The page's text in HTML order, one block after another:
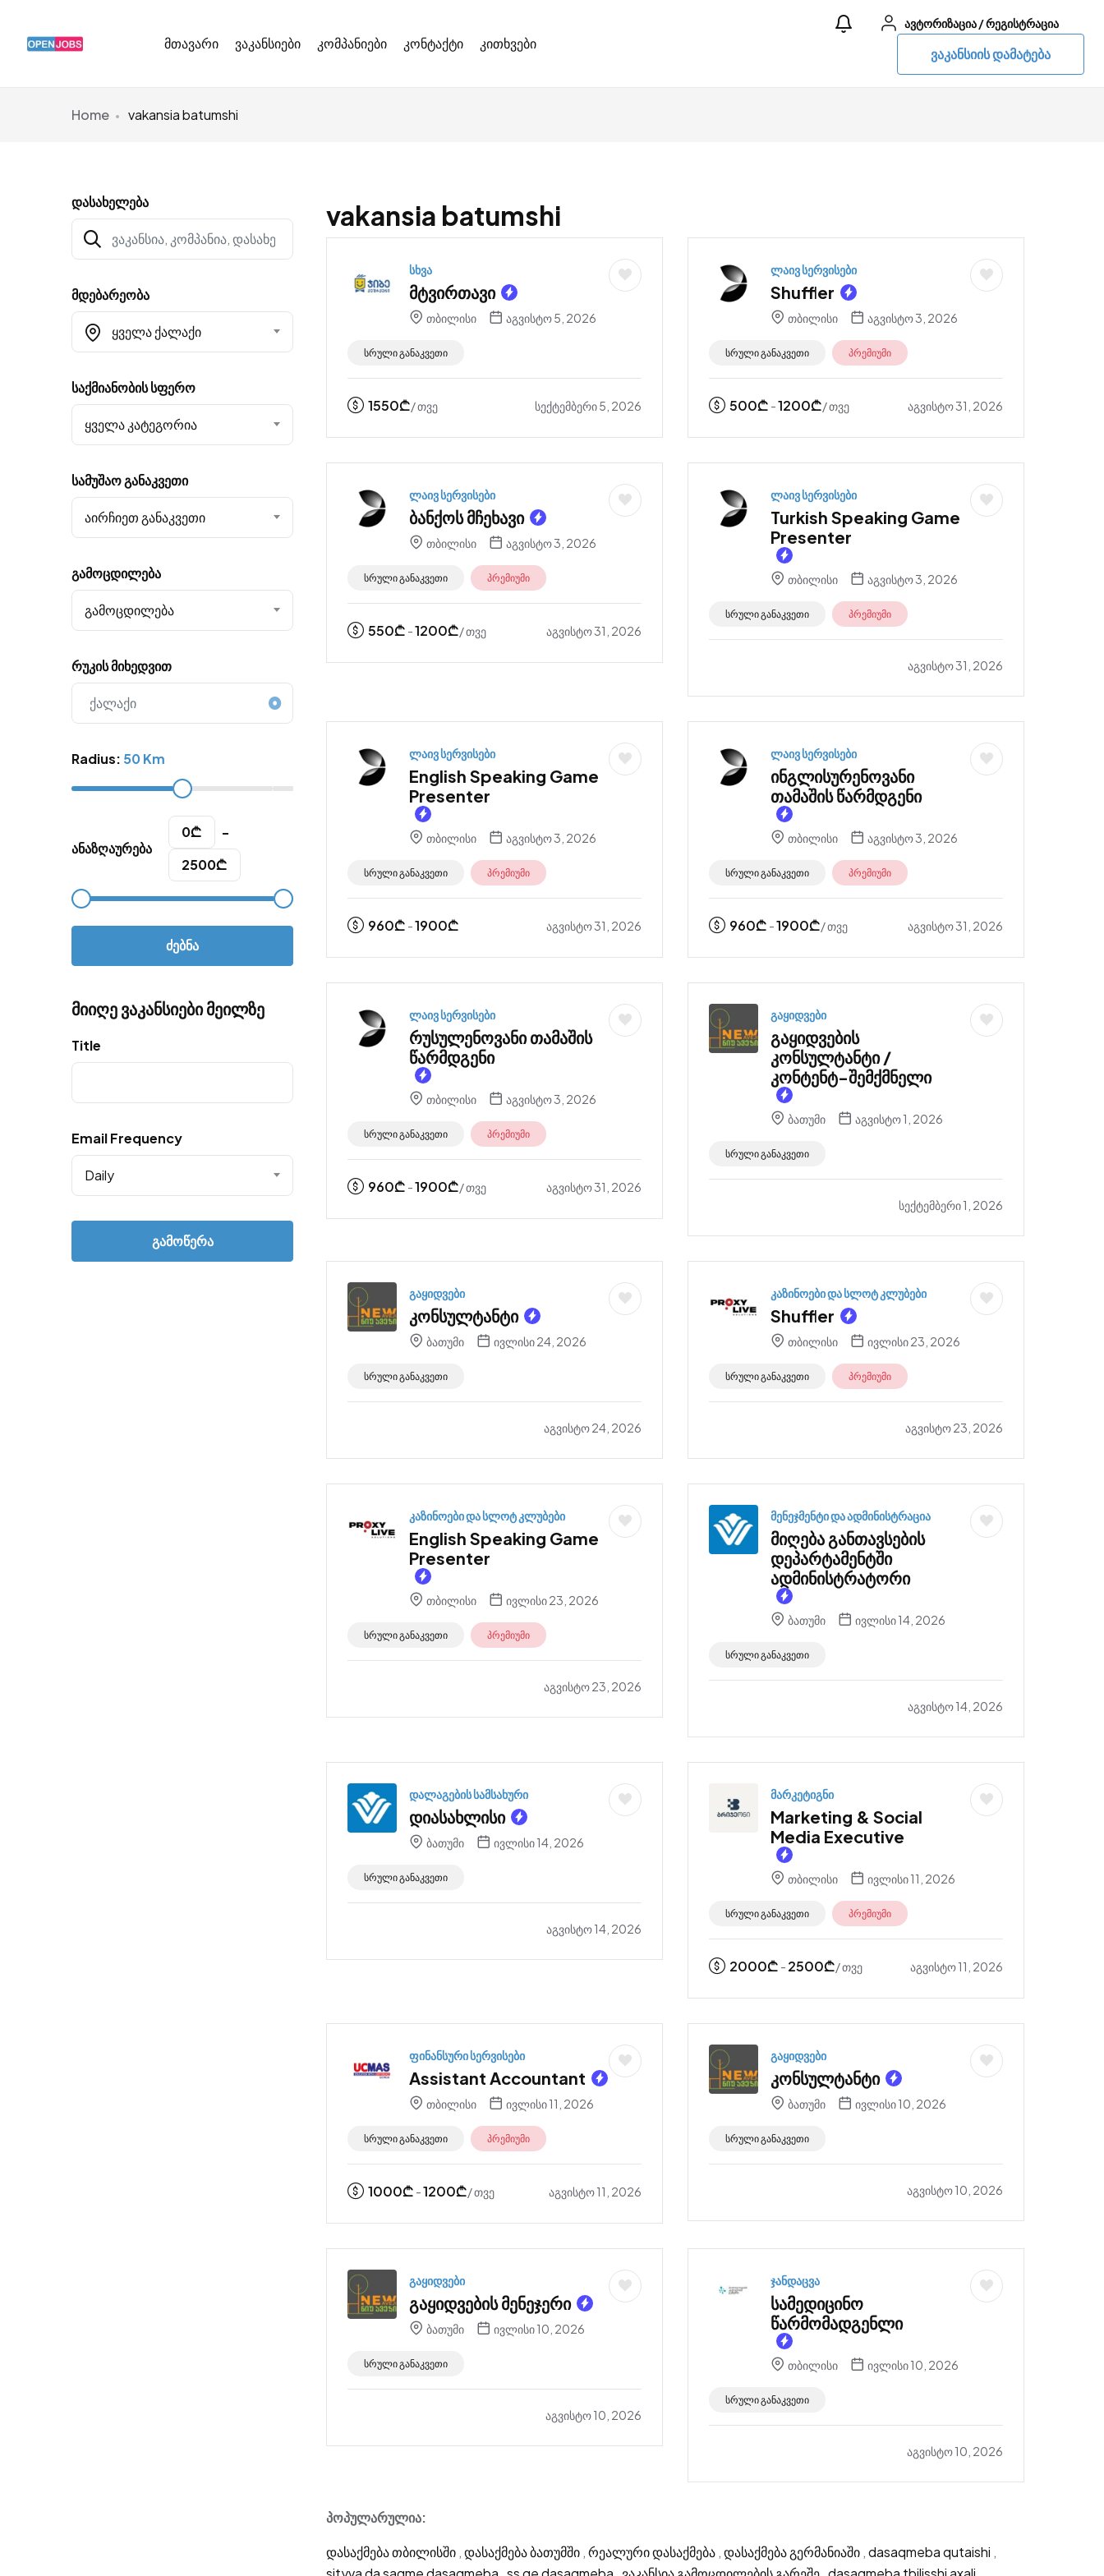
მთავარი ვაკანსიები კომპანიები კონტაქტი კითხვები
ავტორიზაცია/რეგისტრაცია
ვაკანსიის დამატება
Home vakansia batumshi
დასახელება
მდებარეობა
Ყველა Ქალაქი
საქმიანობის სფერო
Ყველა Კატეგორია
სამუშაო განაკვეთი
Აირჩიეთ Განაკვეთი
გამოცდილება
Გამოცდილება
რუკის მიხედვით
Radius: 50 Km
ანაზღაურება
0₾
-
2500₾
ძებნა
მიიღე ვაკანსიები მეილზე
Title
Email Frequency
Daily
გამოწერა
vakansia batumshi
სხვა
მტვირთავი
თბილისი აგვისტო 5, 2026
სრული განაკვეთი
1550₾/ თვე სექტემბერი 5, 2026
ლაივ სერვისები
Shuffler
თბილისი აგვისტო 3, 2026
სრული განაკვეთი პრემიუმი
500₾ -1200₾/ თვე აგვისტო 31, 2026
ლაივ სერვისები
ბანქოს მჩეხავი
თბილისი აგვისტო 3, 2026
სრული განაკვეთი პრემიუმი
550₾ -1200₾/ თვე აგვისტო 31, 2026
ლაივ სერვისები
Turkish Speaking Game
Presenter
თბილისი აგვისტო 3, 2026
სრული განაკვეთი პრემიუმი
აგვისტო 31, 2026
ლაივ სერვისები
English Speaking Game
Presenter
თბილისი აგვისტო 3, 2026
სრული განაკვეთი პრემიუმი
960₾ -1900₾ აგვისტო 31, 2026
ლაივ სერვისები
ინგლისურენოვანი
თამაშის წარმდგენი
თბილისი აგვისტო 3, 2026
სრული განაკვეთი პრემიუმი
960₾ -1900₾/ თვე აგვისტო 31, 2026
ლაივ სერვისები
რუსულენოვანი თამაშის
წარმდგენი
თბილისი აგვისტო 3, 2026
სრული განაკვეთი პრემიუმი
960₾ -1900₾/ თვე აგვისტო 31, 2026
გაყიდვები
გაყიდვების
კონსულტანტი /
კონტენტ-შემქმნელი
ბათუმი აგვისტო 1, 2026
სრული განაკვეთი
სექტემბერი 1, 2026
გაყიდვები
კონსულტანტი
ბათუმი ივლისი 24, 2026
სრული განაკვეთი
აგვისტო 24, 2026
კაზინოები და სლოტ კლუბები
Shuffler
თბილისი ივლისი 23, 2026
სრული განაკვეთი პრემიუმი
აგვისტო 23, 2026
კაზინოები და სლოტ კლუბები
English Speaking Game
Presenter
თბილისი ივლისი 23, 2026
სრული განაკვეთი პრემიუმი
აგვისტო 23, 2026
მენეჯმენტი და ადმინისტრაცია
მიღება განთავსების
დეპარტამენტში
ადმინისტრატორი
ბათუმი ივლისი 14, 2026
სრული განაკვეთი
აგვისტო 14, 2026
დალაგების სამსახური
დიასახლისი
ბათუმი ივლისი 14, 2026
სრული განაკვეთი
აგვისტო 14, 2026
მარკეტიგნი
Marketing & Social
Media Executive
თბილისი ივლისი 11, 2026
სრული განაკვეთი პრემიუმი
2000₾ - 2500₾/ თვე აგვისტო 11, 2026
ფინანსური სერვისები
Assistant Accountant
თბილისი ივლისი 11, 2026
სრული განაკვეთი პრემიუმი
1000₾ -1200₾/ თვე აგვისტო 11, 2026
გაყიდვები
კონსულტანტი
ბათუმი ივლისი 10, 2026
სრული განაკვეთი
აგვისტო 10, 2026
გაყიდვები
გაყიდვების მენეჯერი
ბათუმი ივლისი 10, 2026
სრული განაკვეთი
აგვისტო 10, 2026
ჯანდაცვა
სამედიცინო
წარმომადგენლი
თბილისი ივლისი 10, 2026
სრული განაკვეთი
აგვისტო 10, 2026
პოპულარულია:
დასაქმება თბილისში ,დასაქმება ბათუმში ,რეალური დასაქმება ,დასაქმება გერმანიაში ,dasaqmeba qutaishi ,